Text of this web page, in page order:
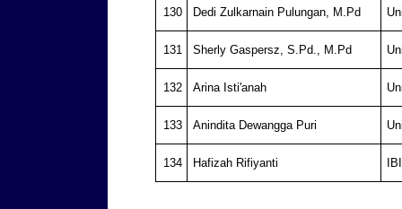
130 Dedi Zulkarnain Pulungan, M.Pd
131 Sherly Gaspersz, S.Pd., M.Pd
132 Arina Isti'anah
133 Anindita Dewangga Puri
134 Hafizah Rifiyanti